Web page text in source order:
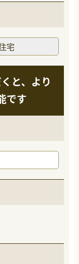
と、より
です